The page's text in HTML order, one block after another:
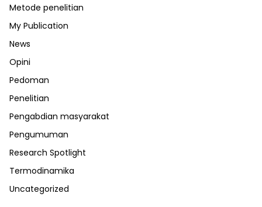
Metode penelitian
My Publication
News
Opini
Pedoman
Penelitian
Pengabdian masyarakat
Pengumuman
Research Spotlight
Termodinamika
Uncategorized